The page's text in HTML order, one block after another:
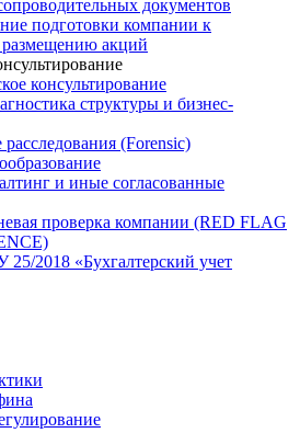
документов
подготовки компании к
акций
консультирование
структуры и бизнес-
(Forensic)
и иные согласованные
проверка компании (RED FLAG
2018 «Бухгалтерский учет